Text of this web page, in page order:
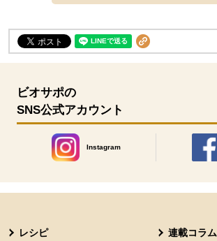
ビオサポの
SNS公式アカウント
Instagram
別のウィンドウで開きます。
レシピ 連載コラム